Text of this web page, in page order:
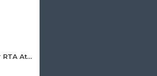
Taifun GT 2 Air RTA Atomizer Camı